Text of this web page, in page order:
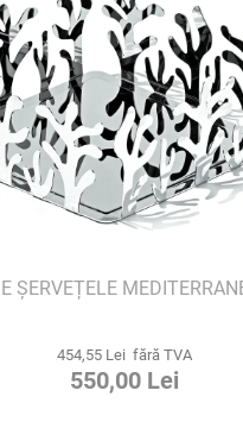
ȘERVEȚELE
454,55 Lei fără TVA
550,00 Lei